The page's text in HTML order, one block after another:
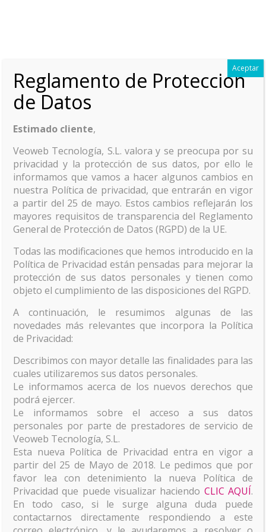
palacio de
villadompardo
Categorias Etiquetas Autor Ver todo
Centro Cultural Baños
Árabes Jaén
Sin duda uno de los trabajos más completos y
ambiciosos de Veovirtual en Visitas Virtuales. Un
encargo de la Diputación Provincial de Jaén que
Reglamento de Protección
de Datos
Estimado cliente,
Veoweb Tecnología, S.L. valora y se preocupa por su
privacidad y la protección de sus datos, por ello le
informamos que vamos a hacer algunos cambios en
nuestra Política de privacidad, que entrarán en vigor
a partir del 25 de mayo. Estos cambios reflejarán los
mayores requisitos de transparencia del Reglamento
General de Protección de Datos (RGPD) de la UE.
Todas las modificaciones que hemos introducido en la
Política de Privacidad están pensadas para mejorar la
protección de sus datos personales y tienen como
objeto el cumplimiento de las disposiciones del RGPD.
A continuación, le resumimos algunas de las
novedades más relevantes que incorpora la Política
de Privacidad:
Describimos con mayor detalle las finalidades para las
cuales utilizaremos sus datos personales.
Le informamos acerca de los nuevos derechos que
podrá ejercer.
Le informamos sobre el acceso a sus datos
personales por parte de prestadores de servicio de
Veoweb Tecnología, S.L.
Esta nueva Política de Privacidad entra en vigor a
partir del 25 de Mayo de 2018. Le pedimos que por
favor lea con detenimiento la nueva Política de
Privacidad que puede visualizar haciendo CLIC AQUÍ.
En todo caso, si le surge alguna duda puede
contactarnos directamente respondiendo a este
Aceptar